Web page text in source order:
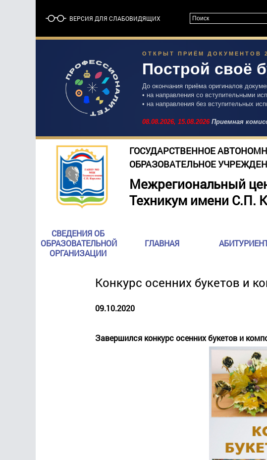
ВЕРСИЯ ДЛЯ СЛАБОВИДЯЩИХ
ОТКРЫТ ПРИЁМ ДОКУМЕНТОВ
Построй своё
До окончания приёма оригиналов
• на направления со вступительными
• на направления без вступительных
08.08.2026, 15.08.2026Приемная
ГОСУДАРСТВЕННОЕ
ОБРАЗОВАТЕЛЬНОЕ
Межрегиональный
Техникум имени С.П.
СВЕДЕНИЯ ОБ
ОБРАЗОВАТЕЛЬНОЙ
ОРГАНИЗАЦИИ
ГЛАВНАЯ
Конкурс осенних букетов и
09.10.2020
Завершился конкурс осенних букетов и